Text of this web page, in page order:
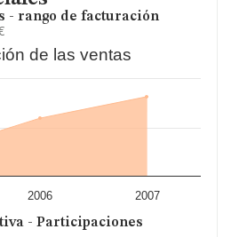
- rango de facturación
de las ventas
2006 2007
- Participaciones